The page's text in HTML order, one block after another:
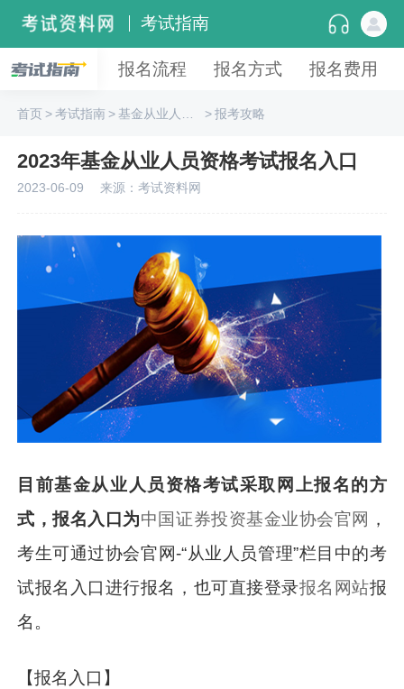
考试指南
报名流程 报名方式 报名费用
首页>考试指南> > 报考攻略
2023年基金从业人员资格考试报名入口
2023-06-09 来源：考试资料网
目前基金从业人员资格考试采取网上报名的方
式，报名入口为中国证券投资基金业协会官网 ，
考生可通过协会官网-“从业人员管理”栏目中的考
试报名入口进行报名，也可直接登录报名网站报
名。
【报名入口】